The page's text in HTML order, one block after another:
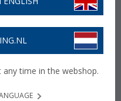
any time in the webshop.